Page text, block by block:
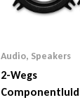
Audio, Speakers
2-Wegs